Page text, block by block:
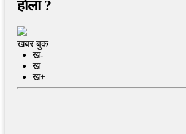
हाेला ?
खबर बुक
ख-
ख
ख+